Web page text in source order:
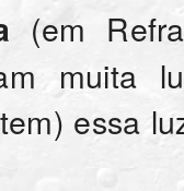
(em
muita
essa